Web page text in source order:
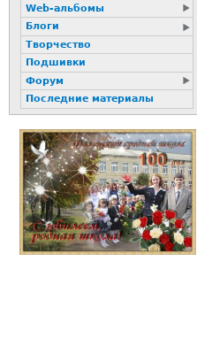
Web-альбомы
Блоги
Творчество
Подшивки
Форум
Последние материалы